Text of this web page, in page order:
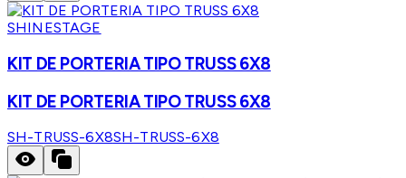
SHINESTAGE
KIT DE PORTERIA TIPO TRUSS 6X8
KIT DE PORTERIA TIPO TRUSS 6X8
SH-TRUSS-6X8SH-TRUSS-6X8